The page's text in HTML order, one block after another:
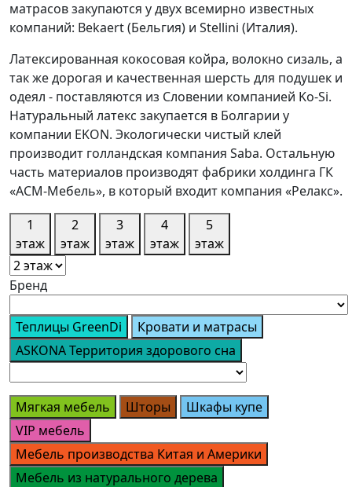
матрасов закупаются у двух всемирно известных
компаний: Bekaert (Бельгия) и Stellini (Италия).
Латексированная кокосовая койра, волокно сизаль, а
так же дорогая и качественная шерсть для подушек и
одеял - поставляются из Словении компанией Ko-Si.
Натуральный латекс закупается в Болгарии у
компании EKON. Экологически чистый клей
производит голландская компания Saba. Остальную
часть материалов производят фабрики холдинга ГК
«АСМ-Мебель», в который входит компания «Релакс».
1
этаж
2
этаж
3
этаж
4
этаж
5
этаж
Бренд
Теплицы GreenDi
Кровати и матрасы
ASKONA Территория здорового сна
Мягкая мебель Шторы
Шкафы купе
VIP мебель
Мебель производства Китая и Америки
Мебель из натурального дерева